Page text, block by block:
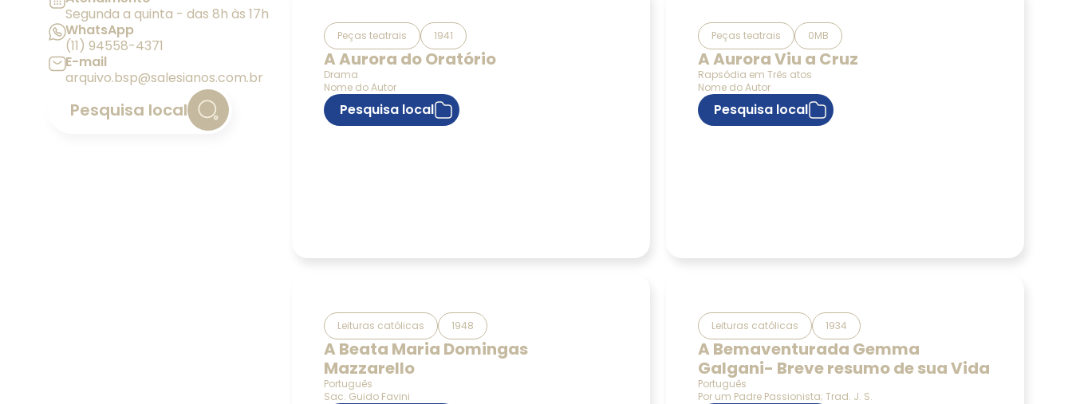
Segunda a quinta - das 8h às 17h
WhatsApp
(11) 94558-4371
E-mail
arquivo.bsp@salesianos.com.br
Pesquisa local
Peças teatrais 1941
A Aurora do Oratório
Drama
Nome do Autor
Pesquisa local
Peças teatrais 0MB
A Aurora Viu a Cruz
Rapsódia em Três atos
Nome do Autor
Pesquisa local
Leituras católicas 1948
A Beata Maria Domingas
Mazzarello
Português
Sac. Guido Favini
Leituras católicas 1934
A Bemaventurada Gemma
Galgani- Breve resumo de sua Vida
Português
Por um Padre Passionista; Trad. J. S.